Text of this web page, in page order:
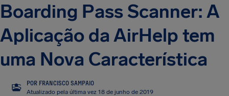
Boarding Pass Scanner: A
Aplicação da AirHelp tem
uma Nova Característica
FS
POR FRANCISCO SAMPAIO
Atualizado pela última vez 18 de junho de 2019